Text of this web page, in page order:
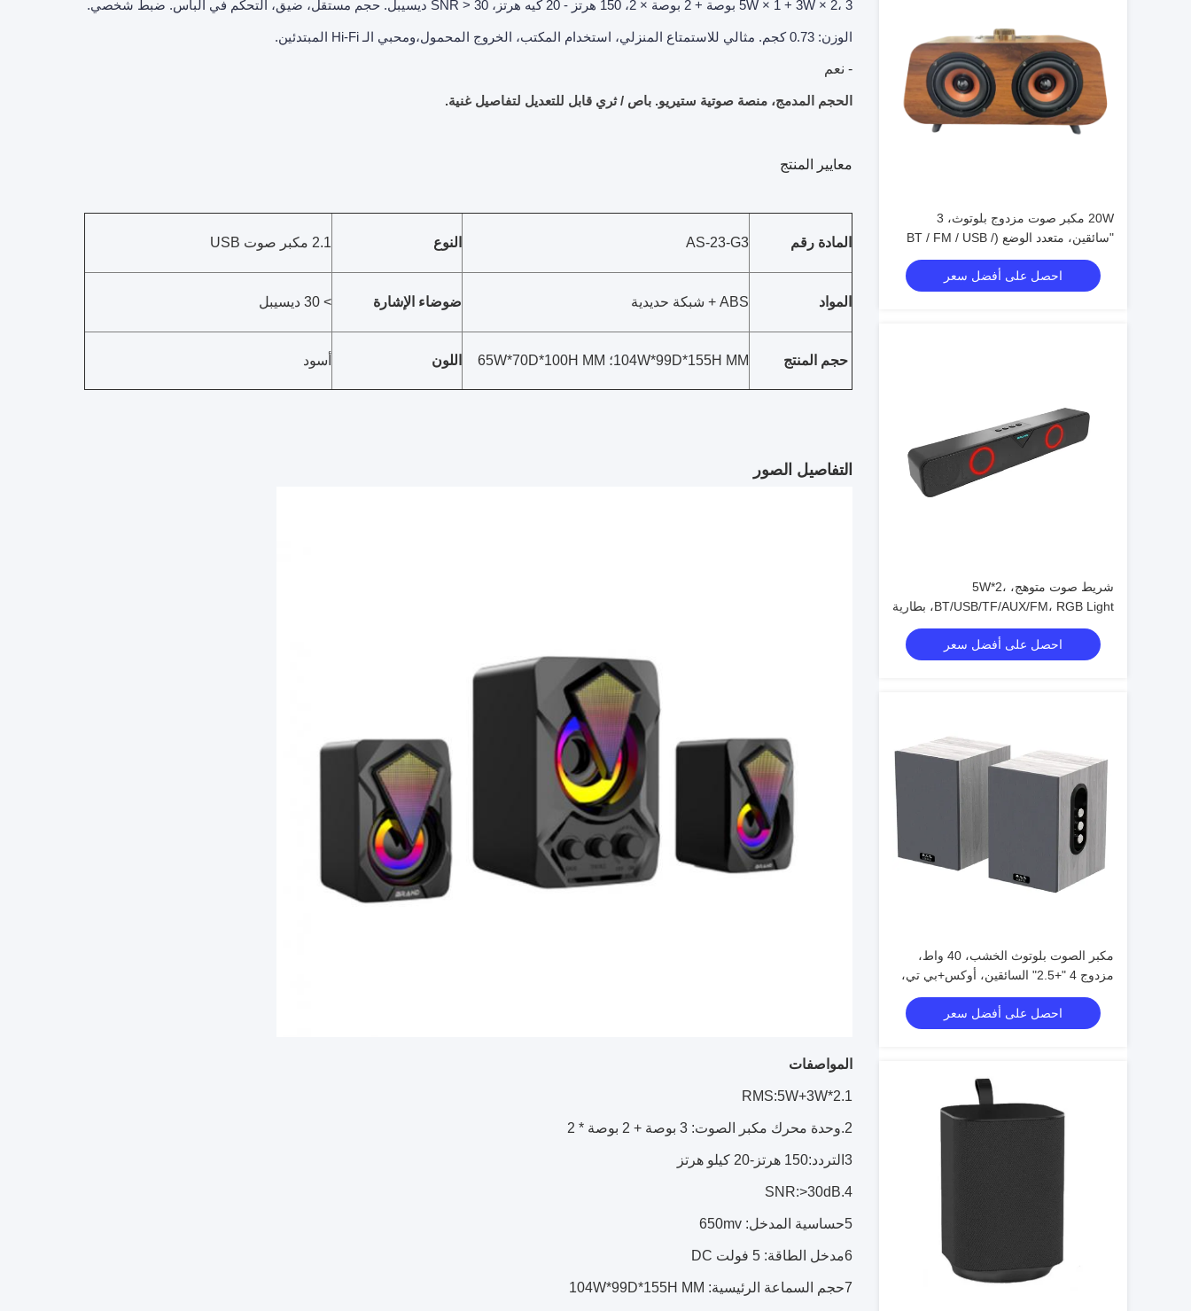
20W مكبر صوت مزدوج بلوتوث، 3
"سائقين، متعدد الوضع (BT / FM / USB /
TF / AUX) ، 18650 بطارية
احصل على أفضل سعر
شريط صوت متوهج، 5W*2،
BT/USB/TF/AUX/FM، RGB Light، بطارية
1200mAh
احصل على أفضل سعر
مكبر الصوت بلوتوث الخشب، 40 واط،
مزدوج 4 "+2.5" السائقين، أوكس+بي تي،
احصل على أفضل سعر
5W × 1 + 3W × 2، 3 بوصة + 2 بوصة × 2، 150 هرتز - 20 كيه هرتز، SNR > 30 ديسيبل. حجم مستقل، ضيق، التحكم في الباس. ضبط شخصي.
الوزن: 0.73 كجم. مثالي للاستمتاع المنزلي، استخدام المكتب، الخروج المحمول،ومحبي الـ Hi-Fi المبتدئين.
- نعم
الحجم المدمج، منصة صوتية ستيريو. باص / ثري قابل للتعديل لتفاصيل غنية.
معايير المنتج
المادة رقم AS-23-G3 النوع 2.1 مكبر صوت USB
المواد ABS + شبكة حديدية ضوضاء الإشارة > 30 ديسيبل
حجم المنتج 104W*99D*155H MM؛ 65W*70D*100H MM اللون أسود
التفاصيل الصور
المواصفات
1.RMS:5W+3W*2
2.وحدة محرك مكبر الصوت: 3 بوصة + 2 بوصة * 2
3التردد:150 هرتز-20 كيلو هرتز
4.SNR:>30dB
5حساسية المدخل: 650mv
6مدخل الطاقة: 5 فولت DC
7حجم السماعة الرئيسية: 104W*99D*155H MM